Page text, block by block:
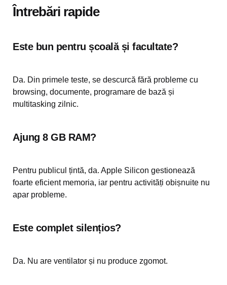
Întrebări rapide
Este bun pentru școală și facultate?
Da. Din primele teste, se descurcă fără probleme cu
browsing, documente, programare de bază și
multitasking zilnic.
Ajung 8 GB RAM?
Pentru publicul țintă, da. Apple Silicon gestionează
foarte eficient memoria, iar pentru activități obișnuite nu
apar probleme.
Este complet silențios?
Da. Nu are ventilator și nu produce zgomot.